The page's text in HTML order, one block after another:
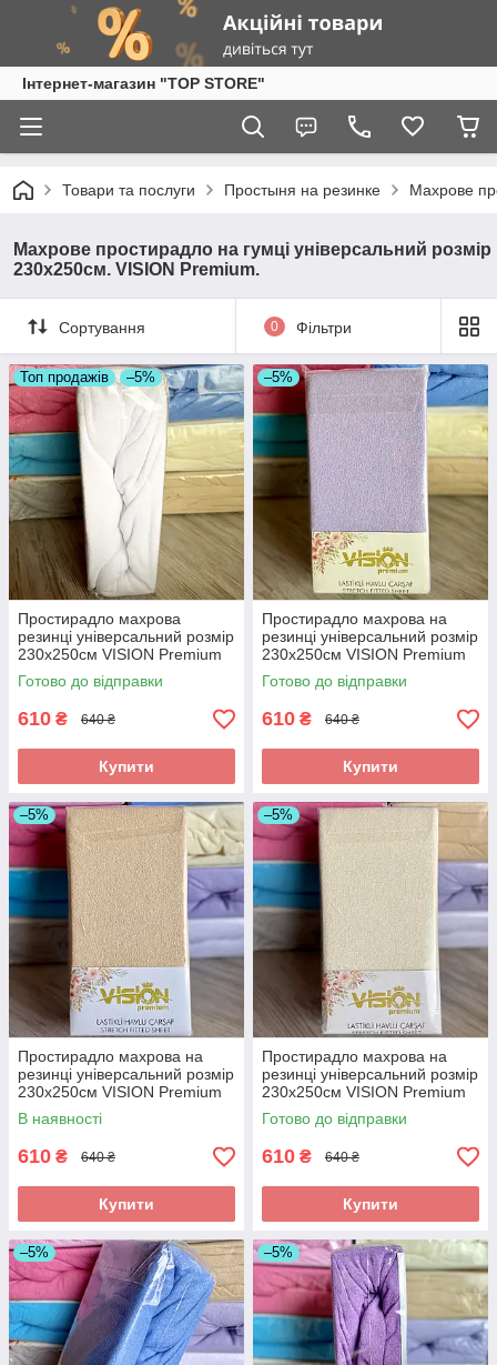
Інтернет-магазин "TOP STORE"
Товари та послуги Простыня на резинке Махрове
Махрове простирадло на гумці універсальний розмір
230х250см. VISION Premium.
Сортування 0 Фільтри
Топ продажів –5%
Простирадло махрова
резинці універсальний розмір
230х250см VISION Premium
Туреччина Колір - Білий
100% Бавовна
Готово до відправки
610 ₴ 640 ₴
Купити
–5%
Простирадло махрова на
резинці універсальний розмір
230х250см VISION Premium
Туреччина Колір -
Лавандовий 100% Бавовна
Готово до відправки
610 ₴ 640 ₴
Купити
–5%
Простирадло махрова на
резинці універсальний розмір
230х250см VISION Premium
Туреччина Колір -
Помаранчевий 100%
В наявності
610 ₴ 640 ₴
Купити
–5%
Простирадло махрова на
резинці універсальний розмір
230х250см VISION Premium
Туреччина Колір - Бежевий
100% Бавовна
Готово до відправки
610 ₴ 640 ₴
Купити
–5% –5%